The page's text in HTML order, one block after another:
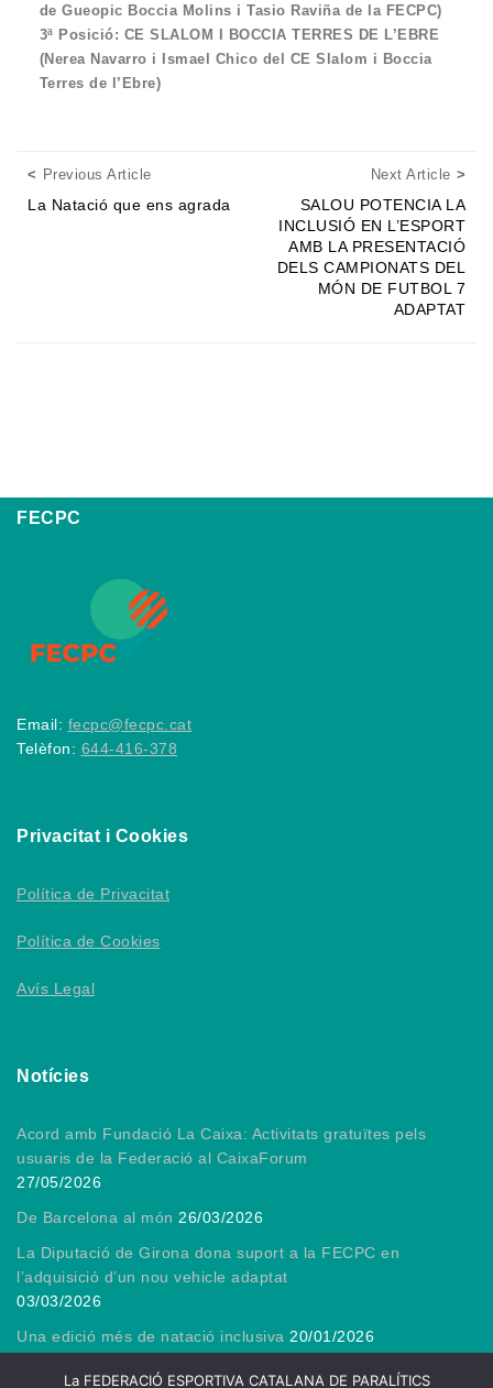
de Gueopic Boccia Molins i Tasio Raviña de la FECPC)
3ª Posició: CE SLALOM I BOCCIA TERRES DE L’EBRE
(Nerea Navarro i Ismael Chico del CE Slalom i Boccia
Terres de l’Ebre)
Posts navigation
Previous ArticlePrevious Article
La Natació que ens agrada
Next Article
SALOU POTENCIA LA
INCLUSIÓ EN L’ESPORT
AMB LA PRESENTACIÓ
DELS CAMPIONATS DEL
MÓN DE FUTBOL 7
ADAPTAT
FECPC
Email: fecpc@fecpc.cat
Telèfon: 644-416-378
Privacitat i Cookies
Política de Privacitat
Política de Cookies
Avís Legal
Notícies
Acord amb Fundació La Caixa: Activitats gratuïtes pels
usuaris de la Federació al CaixaForum
27/05/2026
De Barcelona al món 26/03/2026
La Diputació de Girona dona suport a la FECPC en
l’adquisició d’un nou vehicle adaptat
03/03/2026
Una edició més de natació inclusiva 20/01/2026
Gràcies, President! 13/01/2026
La FEDERACIÓ ESPORTIVA CATALANA DE PARALÍTICS